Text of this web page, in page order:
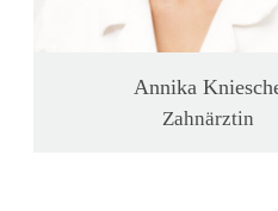
Annika
Zahnärztin